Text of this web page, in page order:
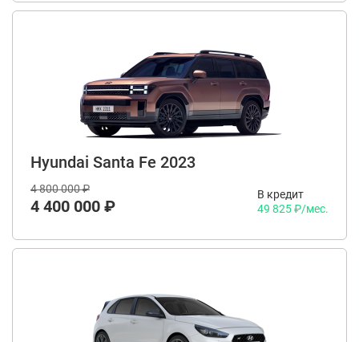
Hyundai Santa Fe 2023
4 800 000 ₽
4 400 000 ₽
В кредит
49 825 ₽/мес.